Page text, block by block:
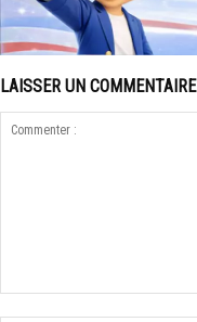
LAISSER UN COMMENTAIRE